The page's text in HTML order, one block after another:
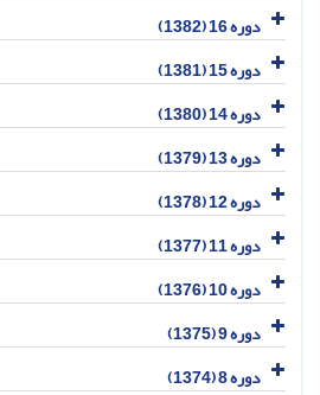
دوره 16 (1382)
دوره 15 (1381)
دوره 14 (1380)
دوره 13 (1379)
دوره 12 (1378)
دوره 11 (1377)
دوره 10 (1376)
دوره 9 (1375)
دوره 8 (1374)